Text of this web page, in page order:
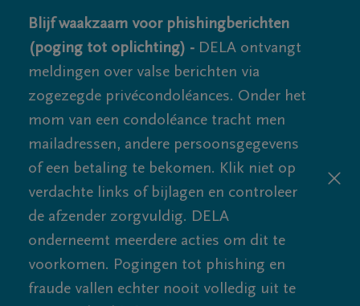
Blijf waakzaam voor phishingberichten
(poging tot oplichting) - DELA ontvangt
meldingen over valse berichten via
zogezegde privécondoléances. Onder het
mom van een condoléance tracht men
mailadressen, andere persoonsgegevens
of een betaling te bekomen. Klik niet op
verdachte links of bijlagen en controleer
de afzender zorgvuldig. DELA
onderneemt meerdere acties om dit te
voorkomen. Pogingen tot phishing en
fraude vallen echter nooit volledig uit te